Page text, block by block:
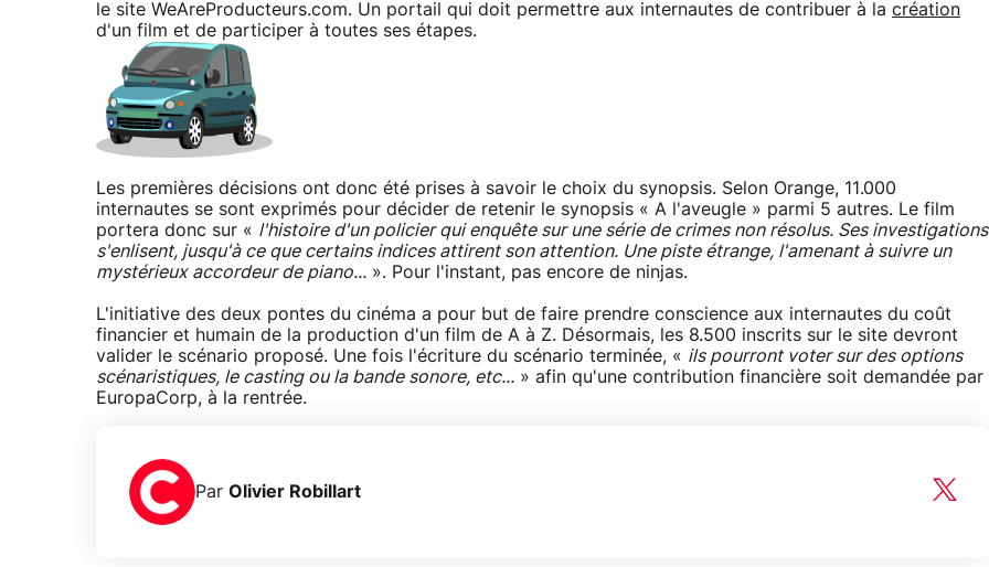
le site WeAreProducteurs.com. Un portail qui doit permettre aux internautes de contribuer à la création
d'un film et de participer à toutes ses étapes.
Les premières décisions ont donc été prises à savoir le choix du synopsis. Selon Orange, 11.000
internautes se sont exprimés pour décider de retenir le synopsis « A l'aveugle » parmi 5 autres. Le film
portera donc sur « l'histoire d'un policier qui enquête sur une série de crimes non résolus. Ses investigations
s'enlisent, jusqu'à ce que certains indices attirent son attention. Une piste étrange, l'amenant à suivre un
mystérieux accordeur de piano... ». Pour l'instant, pas encore de ninjas.
L'initiative des deux pontes du cinéma a pour but de faire prendre conscience aux internautes du coût
financier et humain de la production d'un film de A à Z. Désormais, les 8.500 inscrits sur le site devront
valider le scénario proposé. Une fois l'écriture du scénario terminée, « ils pourront voter sur des options
scénaristiques, le casting ou la bande sonore, etc... » afin qu'une contribution financière soit demandée par
EuropaCorp, à la rentrée.
Par Olivier Robillart